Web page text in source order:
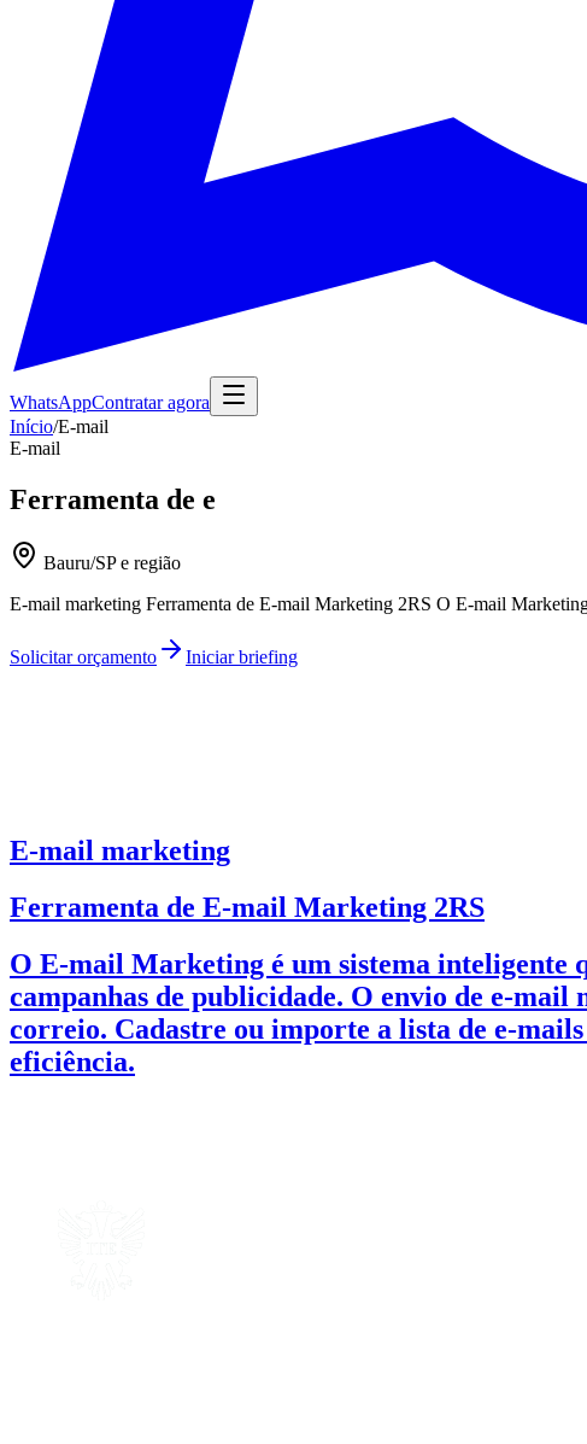
WhatsAppContratar agora
Início/E-mail
E-mail
Ferramenta de e
Bauru/SP e região
E-mail marketing Ferramenta de E-mail Marketing 2RS O E-mail
Solicitar orçamento Iniciar briefing
E-mail marketing
Ferramenta de E-mail Marketing 2RS
O E-mail Marketing é um sistema inteligente
campanhas de publicidade. O envio de e-
correio. Cadastre ou importe a lista de e-mails
eficiência.